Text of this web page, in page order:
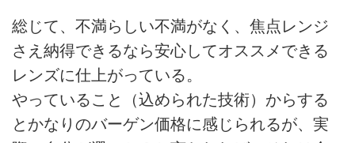
総じて、不満らしい不満がなく、焦点レンジ
さえ納得できるなら安心してオススメできる
レンズに仕上がっている。
やっていること（込められた技術）からする
とかなりのバーゲン価格に感じられるが、実